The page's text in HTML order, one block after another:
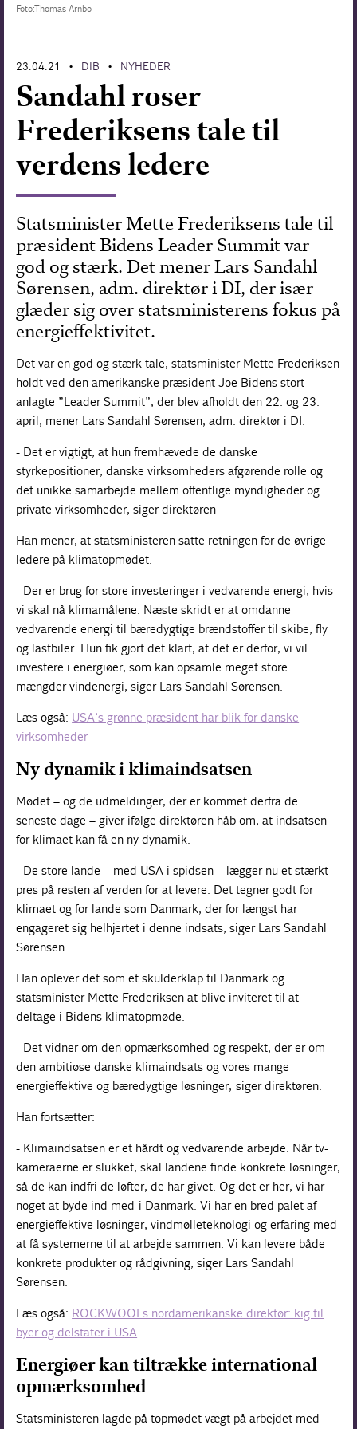
Foto:Thomas Arnbo
23.04.21 • DIB • NYHEDER
Sandahl roser
Frederiksens tale til
verdens ledere
Statsminister Mette Frederiksens tale til
præsident Bidens Leader Summit var
god og stærk. Det mener Lars Sandahl
Sørensen, adm. direktør i DI, der især
glæder sig over statsministerens fokus på
energieffektivitet.
Det var en god og stærk tale, statsminister Mette Frederiksen
holdt ved den amerikanske præsident Joe Bidens stort
anlagte ”Leader Summit”, der blev afholdt den 22. og 23.
april, mener Lars Sandahl Sørensen, adm. direktør i DI.
- Det er vigtigt, at hun fremhævede de danske
styrkepositioner, danske virksomheders afgørende rolle og
det unikke samarbejde mellem offentlige myndigheder og
private virksomheder, siger direktøren
Han mener, at statsministeren satte retningen for de øvrige
ledere på klimatopmødet.
- Der er brug for store investeringer i vedvarende energi, hvis
vi skal nå klimamålene. Næste skridt er at omdanne
vedvarende energi til bæredygtige brændstoffer til skibe, fly
og lastbiler. Hun fik gjort det klart, at det er derfor, vi vil
investere i energiøer, som kan opsamle meget store
mængder vindenergi, siger Lars Sandahl Sørensen.
Læs også: USA’s grønne præsident har blik for danske
virksomheder
Ny dynamik i klimaindsatsen
Mødet – og de udmeldinger, der er kommet derfra de
seneste dage – giver ifølge direktøren håb om, at indsatsen
for klimaet kan få en ny dynamik.
- De store lande – med USA i spidsen – lægger nu et stærkt
pres på resten af verden for at levere. Det tegner godt for
klimaet og for lande som Danmark, der for længst har
engageret sig helhjertet i denne indsats, siger Lars Sandahl
Sørensen.
Han oplever det som et skulderklap til Danmark og
statsminister Mette Frederiksen at blive inviteret til at
deltage i Bidens klimatopmøde.
- Det vidner om den opmærksomhed og respekt, der er om
den ambitiøse danske klimaindsats og vores mange
energieffektive og bæredygtige løsninger, siger direktøren.
Han fortsætter:
- Klimaindsatsen er et hårdt og vedvarende arbejde. Når tv-
kameraerne er slukket, skal landene finde konkrete løsninger,
så de kan indfri de løfter, de har givet. Og det er her, vi har
noget at byde ind med i Danmark. Vi har en bred palet af
energieffektive løsninger, vindmølleteknologi og erfaring med
at få systemerne til at arbejde sammen. Vi kan levere både
konkrete produkter og rådgivning, siger Lars Sandahl
Sørensen.
Læs også: ROCKWOOLs nordamerikanske direktør: kig til
byer og delstater i USA
Energiøer kan tiltrække international
opmærksomhed
Statsministeren lagde på topmødet vægt på arbejdet med